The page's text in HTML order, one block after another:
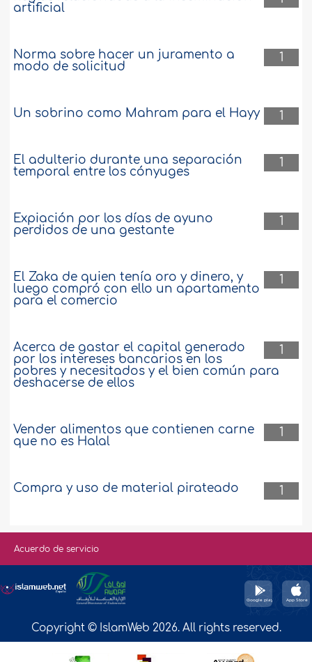
artificial
1
Norma sobre hacer un juramento a
modo de solicitud
1
Un sobrino como Mahram para el Hayy
1
El adulterio durante una separación
temporal entre los cónyuges
1
Expiación por los días de ayuno
perdidos de una gestante
1
El Zaka de quien tenía oro y dinero, y
luego compró con ello un apartamento
para el comercio
1
Acerca de gastar el capital generado
por los intereses bancarios en los
pobres y necesitados y el bien común para
deshacerse de ellos
1
Vender alimentos que contienen carne
que no es Halal
1
Compra y uso de material pirateado
Acuerdo de servicio
Copyright © IslamWeb 2026. All rights reserved.